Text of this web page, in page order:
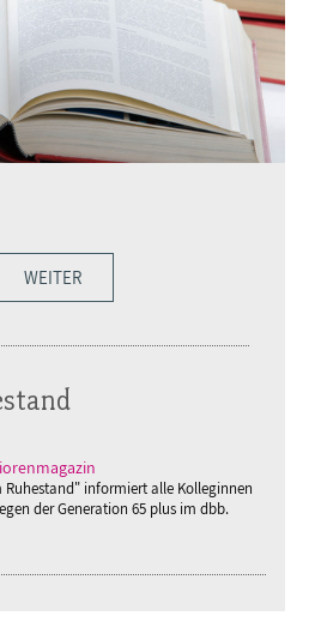
WEITER
Ruhestand" informiert alle Kolleginnen
der Generation 65 plus im dbb.